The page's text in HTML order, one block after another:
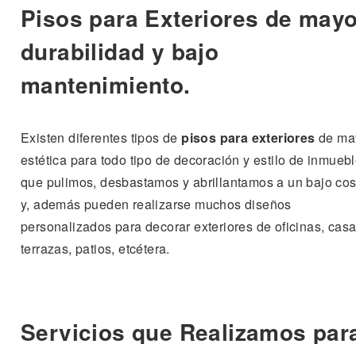
Pisos para Exteriores de
durabilidad y bajo
mantenimiento.
Existen diferentes tipos de pisos para exteriores de
estética para todo tipo de decoración y estilo de
que pulimos, desbastamos y abrillantamos a un bajo
y, además pueden realizarse muchos diseños
personalizados para decorar exteriores de oficinas,
terrazas, patios, etcétera.
Servicios que Realizamos